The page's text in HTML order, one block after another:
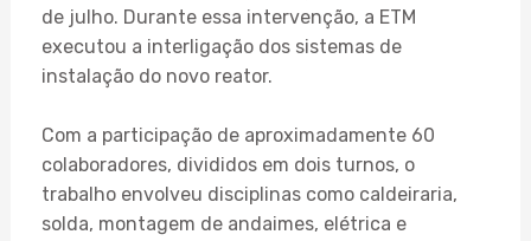
de julho. Durante essa intervenção, a ETM
executou a interligação dos sistemas de
instalação do novo reator.
Com a participação de aproximadamente 60
colaboradores, divididos em dois turnos, o
trabalho envolveu disciplinas como caldeiraria,
solda, montagem de andaimes, elétrica e